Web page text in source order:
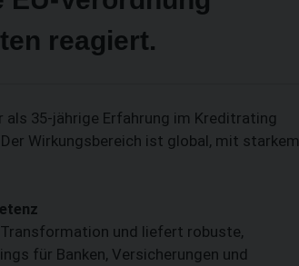
reagiert.
als 35-jährige Erfahrung im Kreditrating
Wirkungsbereich ist global, mit starkem
und liefert robuste,
für Banken, Versicherungen und